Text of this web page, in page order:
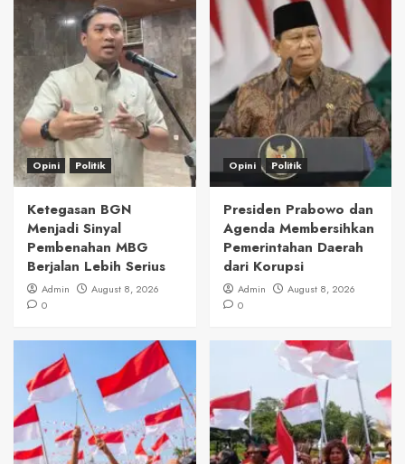
Opini Politik
Ketegasan BGN
Menjadi Sinyal
Pembenahan MBG
Berjalan Lebih Serius
Admin
August 8, 2026
0
Opini Politik
Presiden Prabowo dan
Agenda Membersihkan
Pemerintahan Daerah
dari Korupsi
Admin
August 8, 2026
0